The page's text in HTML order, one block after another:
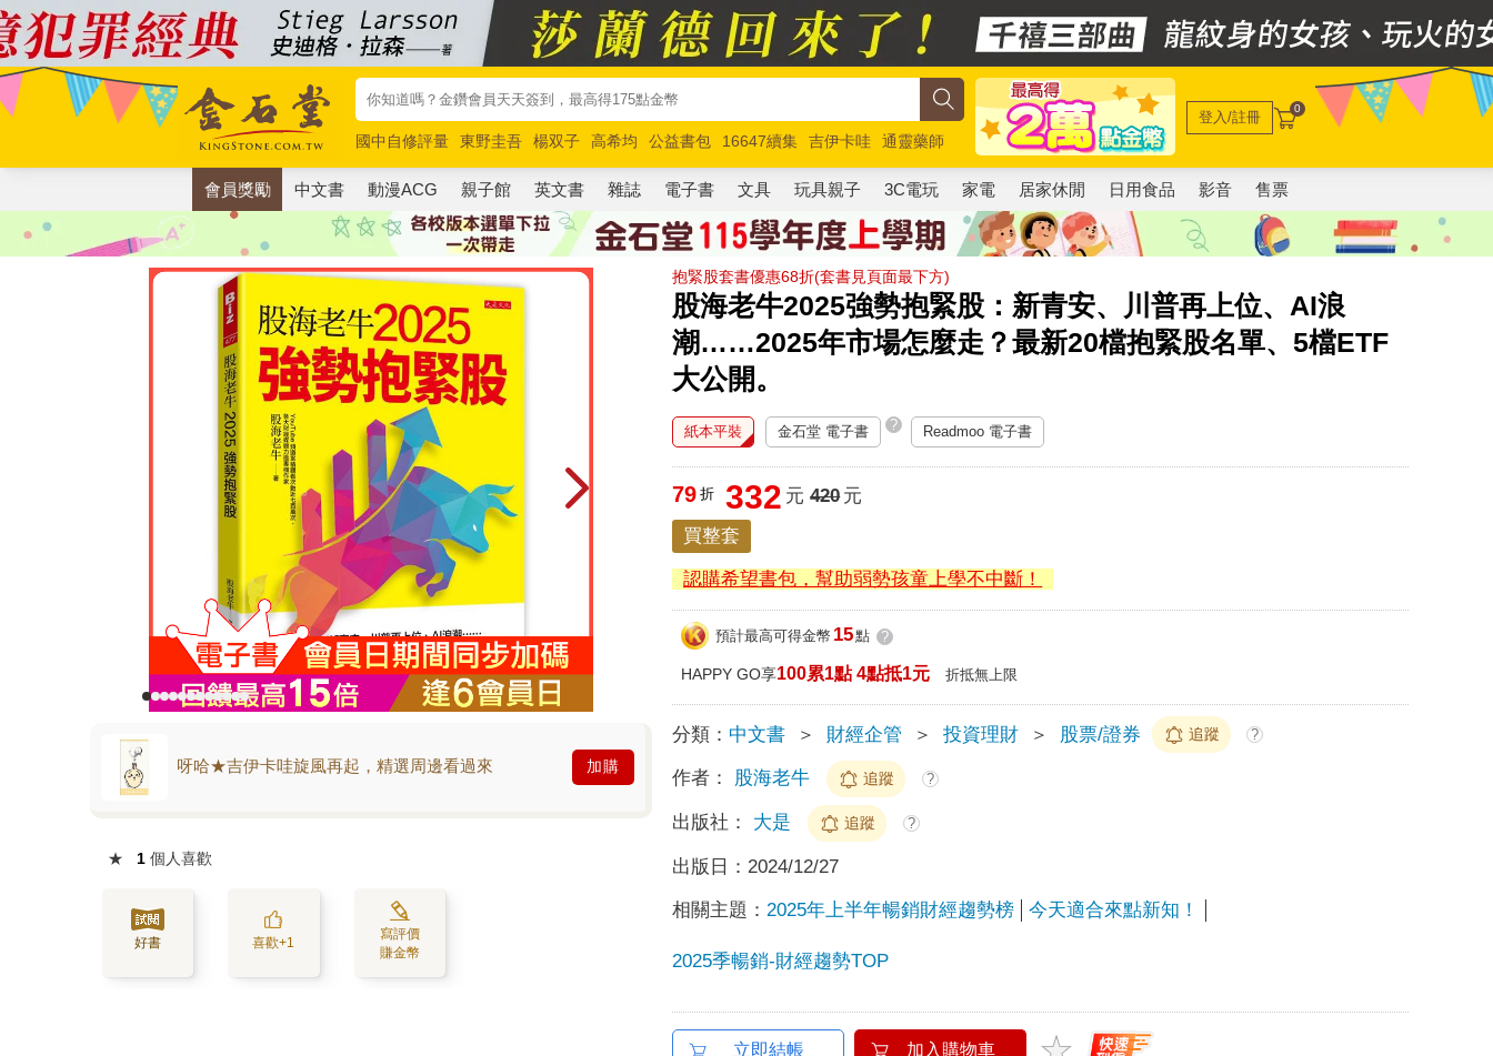
國中自修評量 東野圭吾 楊双子 高希均 公益書包 16647續集 吉伊卡哇
通靈藥師
唯紅花綻放
奧德賽 路邊攤新作 馬斯克 玩具總動員5 超慢跑
登入/註冊 0
會員獎勵 中文書 動漫ACG 親子館 英文書 雜誌 電子書 文具 玩具親子 3C電玩 家電 居家休閒 日用食品 影音 售票
抱緊股套書優惠68折(套書見頁面最下方)
股海老牛2025強勢抱緊股：新青安、川普再上位、AI浪
潮……2025年市場怎麼走？最新20檔抱緊股名單、5檔ETF
大公開。
呀哈★吉伊卡哇旋風再起，精選周邊看過來 加購
★ 1 個人喜歡
好書 喜歡+1
寫評價
賺金幣
紙本平裝 金石堂 電子書 ? Readmoo 電子書
79 折 332 元 420元
買整套
認購希望書包，幫助弱勢孩童上學不中斷！
預計最高可得金幣 15點 ?
HAPPY GO享100累1點 4點抵1元 折抵無上限
分類： 中文書 ＞ 財經企管 ＞ 投資理財 ＞ 股票/證券 追蹤 ?
作者： 股海老牛 追蹤 ?
出版社： 大是 追蹤 ?
出版日： 2024/12/27
相關主題： 2025年上半年暢銷財經趨勢榜 今天適合來點新知！
2025季暢銷-財經趨勢TOP
立即結帳 加入購物車